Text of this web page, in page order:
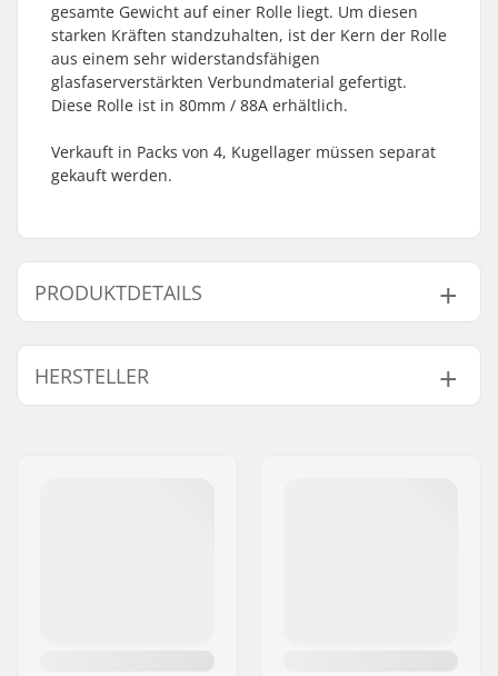
gesamte Gewicht auf einer Rolle liegt. Um diesen
starken Kräften standzuhalten, ist der Kern der Rolle
aus einem sehr widerstandsfähigen
glasfaserverstärkten Verbundmaterial gefertigt.
Diese Rolle ist in 80mm / 88A erhältlich.
Verkauft in Packs von 4, Kugellager müssen separat
gekauft werden.
PRODUKTDETAILS
Rollendurchmesser:
80mm
Rollenhärte:
Kugellager:
Nicht inklusive
HERSTELLER